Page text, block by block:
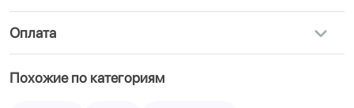
Оплата
Похожие по категориям